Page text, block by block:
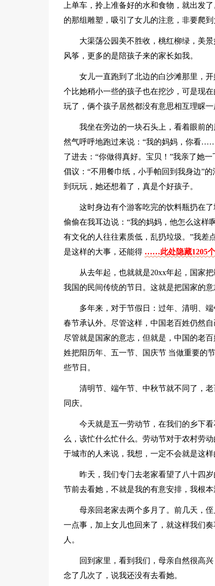
上单车，拎上准备好的水和食物，就出发
的那组雕塑，吸引了女儿的注意，非要爬
大渠荡公园美不胜收，桃红柳绿，美
风筝，更多的是陪孩子来的家长如我。
女儿一直跑到了北边的白沙滩那里，
个比她稍小一些的孩子也在挖沙，可是现
玩了，俩个孩子居然都没有意思相互理睬
我坐在旁边的一块石头上，看着眼前
然气呼呼地跑过来说：“我的妈妈，你看
了进去：“你做得真好。宝贝！”我亲了她
倡议：“不用餐巾纸，小手帕回到我身边”
到玩玩，她还想着了，真是个好孩子。
这时身边有个游客吃完的饮料瓶扔在
偷偷在我耳边说：“我的妈妈，他怎么这样
有文化的人往往素质低，乱扔垃圾。”我差
是这样的大事，还能得 ……此处隐藏1205
从去年起，也就就是20xx年起，国家
我国的民间传统的节日。这就是把国家的意
多年来，对于节假日：过年、清明、
春节承认外。尽管这样，中国老百姓仍然
尽管就是国家的意志，但就是，中国的老
姓把阳历年、五一节、国庆节 当做重要的
些节日。
清明节、端午节、中秋节就不同了，
同庆。
今天就是五一劳动节，在我们的乡下
么，该忙什么忙什么。劳动节对于农村劳
于城市的人来说，我想，一定不会就是这样
昨天，我们专门去老家看望了八十四
节前去看她，不就是我的有意安排，我根
母亲回老家去两个多月了。前几天，
一点事，加上女儿也回来了，就这样我们
人。
回到家里，看到我们，母亲自然很高
念了几次了，说我还没有去看她。